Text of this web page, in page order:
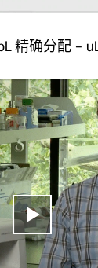
精确分配 –